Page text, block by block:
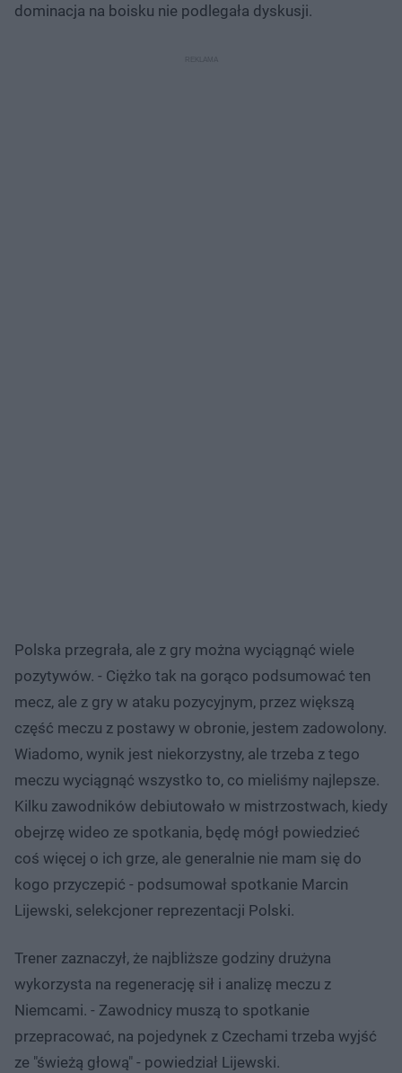
dominacja na boisku nie podlegała dyskusji.
Polska przegrała, ale z gry można wyciągnąć wiele
pozytywów. - Ciężko tak na gorąco podsumować ten
mecz, ale z gry w ataku pozycyjnym, przez większą
część meczu z postawy w obronie, jestem zadowolony.
Wiadomo, wynik jest niekorzystny, ale trzeba z tego
meczu wyciągnąć wszystko to, co mieliśmy najlepsze.
Kilku zawodników debiutowało w mistrzostwach, kiedy
obejrzę wideo ze spotkania, będę mógł powiedzieć
coś więcej o ich grze, ale generalnie nie mam się do
kogo przyczepić - podsumował spotkanie Marcin
Lijewski, selekcjoner reprezentacji Polski.
Trener zaznaczył, że najbliższe godziny drużyna
wykorzysta na regenerację sił i analizę meczu z
Niemcami. - Zawodnicy muszą to spotkanie
przepracować, na pojedynek z Czechami trzeba wyjść
ze "świeżą głową" - powiedział Lijewski.